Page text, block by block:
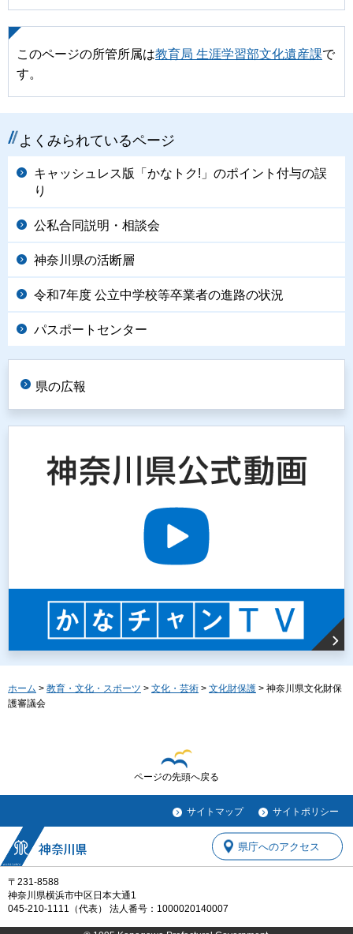
このページの所管所属は教育局 生涯学習部文化遺産課で
す。
よくみられているページ
キャッシュレス版「かなトク!」のポイント付与の誤
り
公私合同説明・相談会
神奈川県の活断層
令和7年度 公立中学校等卒業者の進路の状況
パスポートセンター
県の広報
ホーム > 教育・文化・スポーツ > 文化・芸術 > 文化財保護 > 神奈川県文化財保
護審議会
ページの先頭へ戻る
サイトマップ サイトポリシー
〒231-8588
神奈川県横浜市中区日本大通1
045-210-1111（代表） 法人番号：1000020140007
県庁へのアクセス